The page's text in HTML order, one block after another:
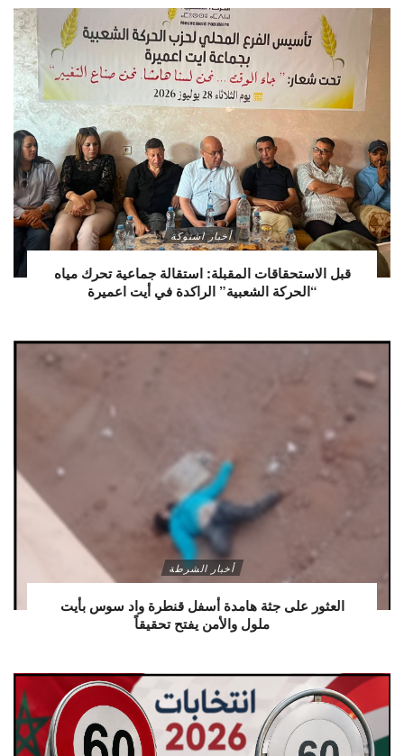
أخبار اشتوكة
قبل الاستحقاقات المقبلة: استقالة جماعية تحرك مياه
“الحركة الشعبية” الراكدة في أيت اعميرة
أخبار الشرطة
العثور على جثة هامدة أسفل قنطرة واد سوس بأيت
ملول والأمن يفتح تحقيقاً